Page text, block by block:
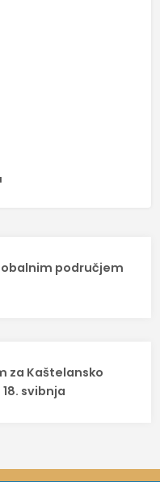
područjem
za Kaštelansko
svibnja